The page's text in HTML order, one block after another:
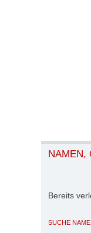
NAMEN,
Bereits
SUCHE NAME